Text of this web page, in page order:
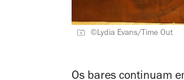
©Lydia Evans/Time Out
Os bares continuam